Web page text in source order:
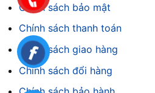
Chính sách bảo mật
Chính sách thanh toán
Chính sách giao hàng
Chinh sách đổi hàng